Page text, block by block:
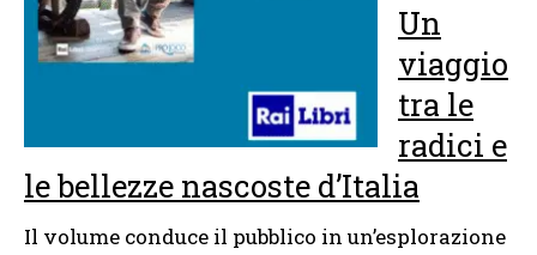
Un
viaggio
tra le
radici e
le bellezze nascoste d’Italia
Il volume conduce il pubblico in un’esplorazione